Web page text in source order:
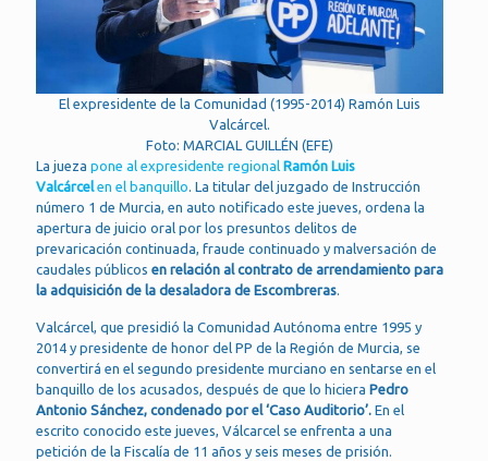
El expresidente de la Comunidad (1995-2014) Ramón Luis
Valcárcel.
Foto: MARCIAL GUILLÉN (EFE)
La jueza pone al expresidente regional Ramón Luis
Valcárcelen el banquillo. La titular del juzgado de Instrucción
número 1 de Murcia, en auto notificado este jueves, ordena la
apertura de juicio oral por los presuntos delitos de
prevaricación continuada, fraude continuado y malversación de
caudales públicos en relación al contrato de arrendamiento para
la adquisición de la desaladora de Escombreras.
Valcárcel, que presidió la Comunidad Autónoma entre 1995 y
2014 y presidente de honor del PP de la Región de Murcia, se
convertirá en el segundo presidente murciano en sentarse en el
banquillo de los acusados, después de que lo hiciera Pedro
Antonio Sánchez, condenado por el ‘Caso Auditorio’. En el
escrito conocido este jueves, Válcarcel se enfrenta a una
petición de la Fiscalía de 11 años y seis meses de prisión.